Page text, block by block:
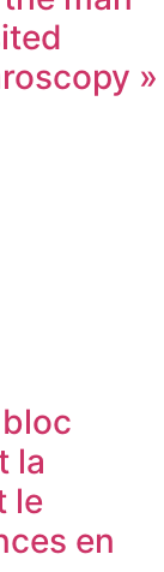
»
la
le
en